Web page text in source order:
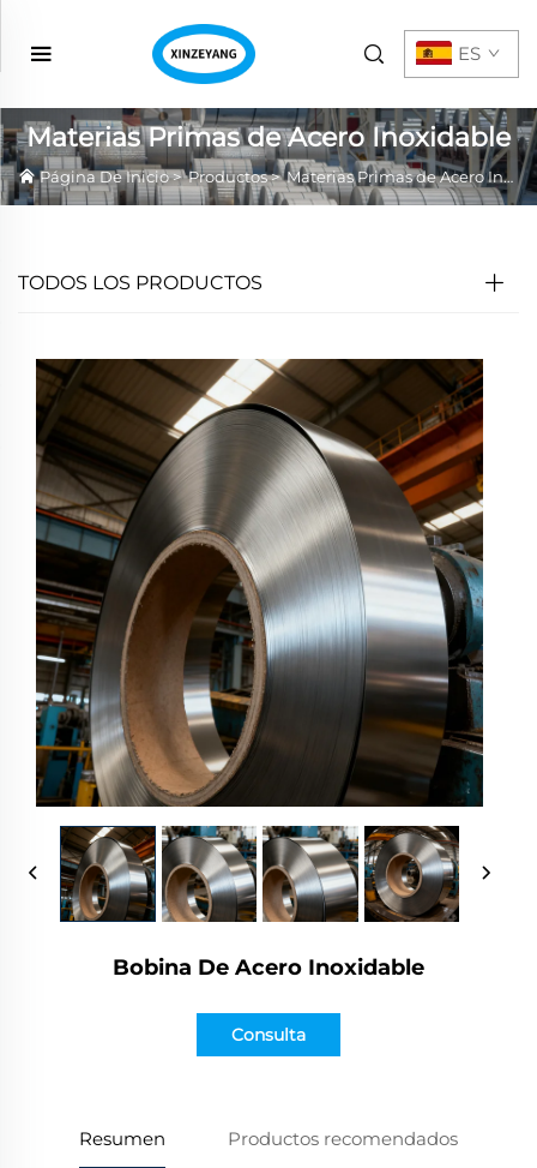
ES
Materias Primas de Acero Inoxidable
Página De Inicio>Productos>Materias Primas de Acero Inoxidable
TODOS LOS PRODUCTOS
Bobina De Acero Inoxidable
Consulta
Resumen Productos recomendados